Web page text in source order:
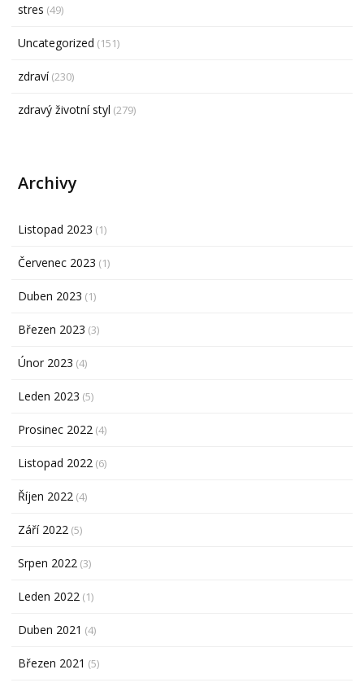
stres (49)
Uncategorized (151)
zdraví(230)
zdravý životní styl (279)
Archivy
Listopad 2023 (1)
Červenec 2023 (1)
Duben 2023 (1)
Březen 2023 (3)
Únor 2023 (4)
Leden 2023 (5)
Prosinec 2022 (4)
Listopad 2022 (6)
Říjen 2022 (4)
Září 2022 (5)
Srpen 2022 (3)
Leden 2022 (1)
Duben 2021 (4)
Březen 2021 (5)